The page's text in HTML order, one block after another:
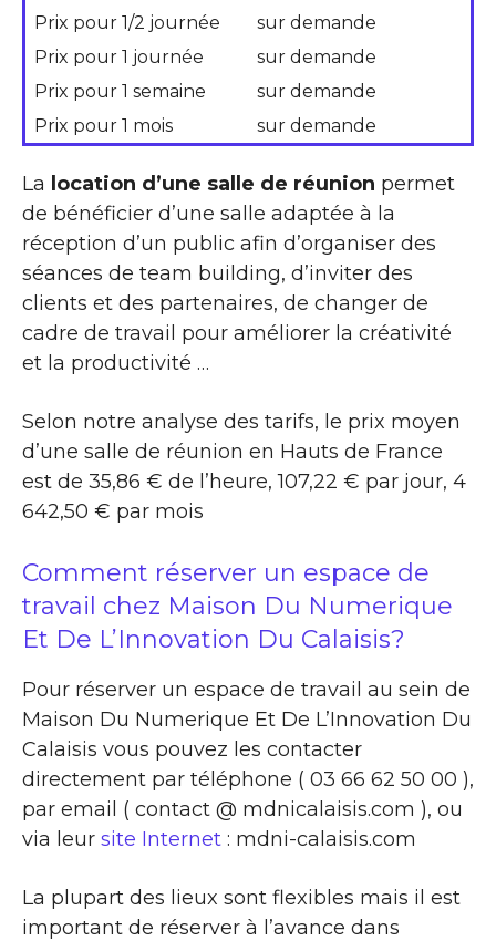
Prix pour 1/2 journée
sur demande
Prix pour 1 journée
sur demande
Prix pour 1 semaine
sur demande
Prix pour 1 mois
sur demande
La location d’une salle de réunion permet
de bénéficier d’une salle adaptée à la
réception d’un public afin d’organiser des
séances de team building, d’inviter des
clients et des partenaires, de changer de
cadre de travail pour améliorer la créativité
et la productivité …
Selon notre analyse des tarifs, le prix moyen
d’une salle de réunion en Hauts de France
est de 35,86 € de l’heure, 107,22 € par jour, 4
642,50 € par mois
Comment réserver un espace de
travail chez Maison Du Numerique
Et De L’Innovation Du Calaisis?
Pour réserver un espace de travail au sein de
Maison Du Numerique Et De L’Innovation Du
Calaisis vous pouvez les contacter
directement par téléphone ( 03 66 62 50 00 ),
par email ( contact @ mdnicalaisis.com ), ou
via leur site Internet : mdni-calaisis.com
La plupart des lieux sont flexibles mais il est
important de réserver à l’avance dans